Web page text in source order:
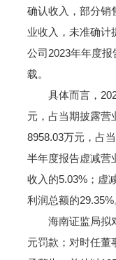
确认收入，部分销
业收入，未准确计
公司2023年年度
载。
具体而言，
元，占当期披露营
8958.03万元，占
半年度报告虚减营
收入的5.03%；虚
利润总额的29.35%
海南证监局拟
元罚款；对时任董